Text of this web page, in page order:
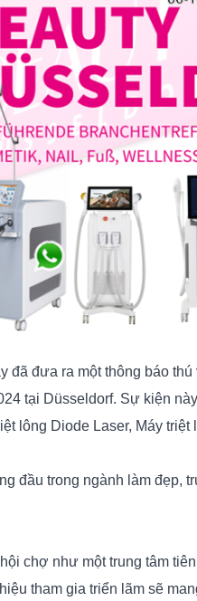
đã đưa ra một thông báo
tại Düsseldorf. Sự kiện
lông Diode Laser, Máy
đầu trong ngành làm đẹp,
chợ như một trung tâm
tham gia triển lãm sẽ